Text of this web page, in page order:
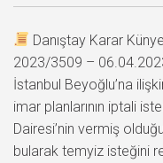
Danıştay Karar
2023/3509 –
İstanbul Beyoğlu’na
imar planlarının iptali
Dairesi’nin vermiş
bularak temyiz isteğini